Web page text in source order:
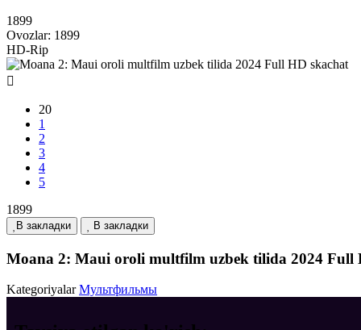
1899
Ovozlar: 1899
HD-Rip
20
1
2
3
4
5
1899
В закладки В закладки
Moana 2: Maui oroli multfilm uzbek tilida 2024 Full
Kategoriyalar Мультфильмы